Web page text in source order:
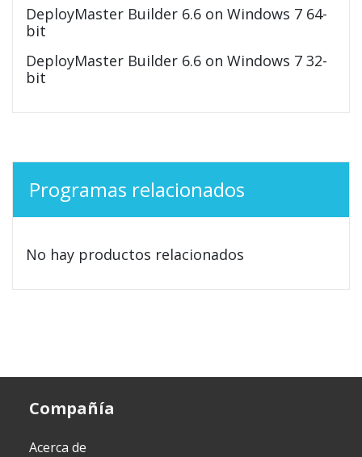
DeployMaster Builder 6.6 on Windows 7 64-
bit
DeployMaster Builder 6.6 on Windows 7 32-
bit
Programas relacionados
No hay productos relacionados
Compañía
Acerca de